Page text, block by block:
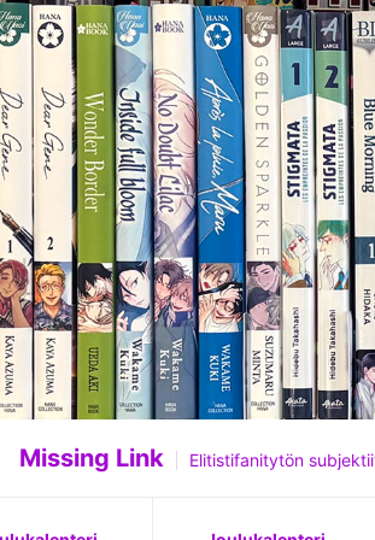
Missing Link Elitistifanitytön